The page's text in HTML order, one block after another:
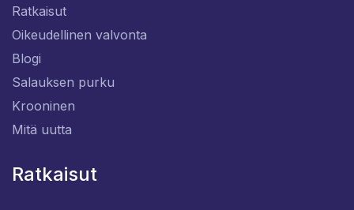
Ratkaisut
Oikeudellinen valvonta
Blogi
Salauksen purku
Krooninen
Mitä uutta
Ratkaisut